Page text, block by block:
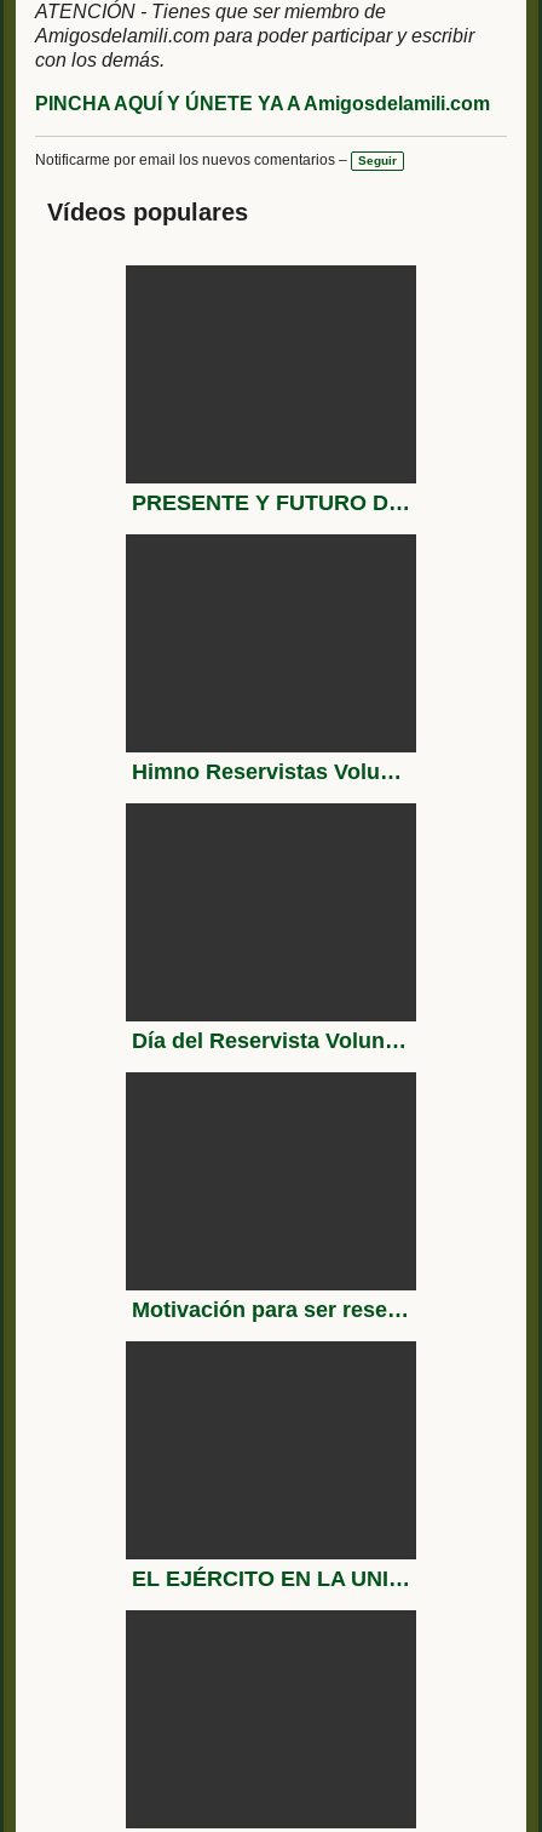
ATENCIÓN - Tienes que ser miembro de
Amigosdelamili.com para poder participar y escribir
con los demás.
PINCHA AQUÍ Y ÚNETE YA A Amigosdelamili.com
Notificarme por email los nuevos comentarios – Seguir
Vídeos populares
PRESENTE Y FUTURO DEL RESERVISMO EN ESPAÑA (III)
Himno Reservistas Voluntarios
Día del Reservista Voluntario en Asturias, 2 de mayo de 2.016.-
Motivación para ser reservistas voluntarios del ejército español EL MAGAZINE 08 11 2017 720p 30fps
EL EJÉRCITO EN LA UNIÓN EUROPEA - reservista del Ejército español!